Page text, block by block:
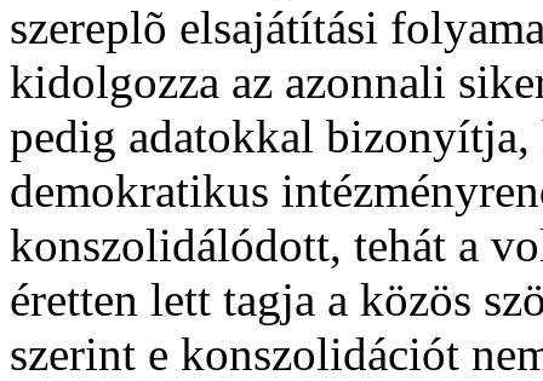
szereplõ elsajátítási
kidolgozza az azonnali
pedig adatokkal bizonyítja,
demokratikus
konszolidálódott, tehát a
éretten lett tagja a közös
szerint e konszolidációt